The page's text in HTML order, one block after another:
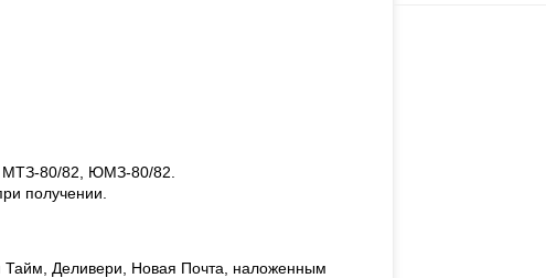
МТЗ-80/82, ЮМЗ-80/82.
получении.
Тайм, Деливери, Новая Почта, наложенным